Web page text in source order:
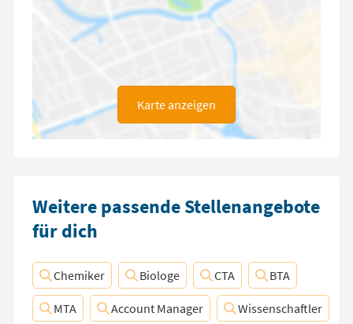
Karte anzeigen
Weitere passende Stellenangebote
für dich
Chemiker Biologe CTA BTA
MTA Account Manager Wissenschaftler